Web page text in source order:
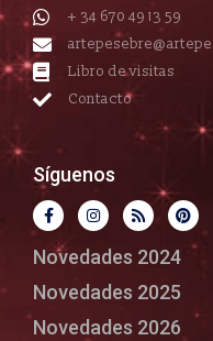
+ 34 670 49 13 59
Libro de visitas
Contacto
Síguenos
Novedades 2024
Novedades 2025
Novedades 2026